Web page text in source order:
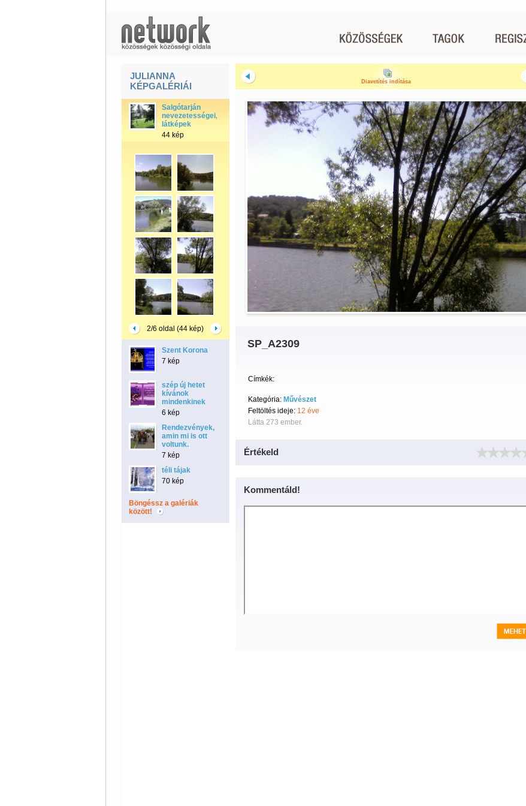
JULIANNA
KÉPGALÉRIÁI
Salgótarján
nevezetességei,
látképek
44 kép
2/6 oldal (44 kép)
Szent Korona
7 kép
szép új hetet
kívánok
mindenkinek
6 kép
Rendezvények,
amin mi is ott
voltunk.
7 kép
téli tájak
70 kép
Böngéssz a galériák
között!
Diavetítés indítása
SP_A2309
Címkék:
Kategória: Művészet
Feltöltés ideje: 12 éve
Látta 273 ember.
Értékeld
Kommentáld!